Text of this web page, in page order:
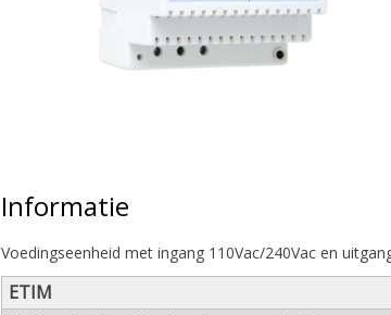
Informatie
Voedingseenheid met ingang 110Vac/240Vac en
ETIM